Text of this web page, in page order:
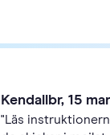
Kendallbr, 15
"Läs